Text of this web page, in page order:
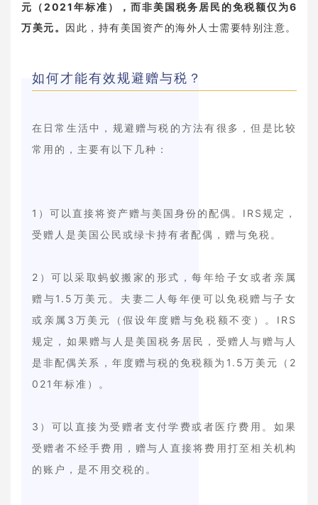
元（2021年标准），而非美国税务居民的免税额仅为6
万美元。 因此，持有美国资产的海外人士需要特别注意。
如何才能有效规避赠与税？
在日常生活中，规避赠与税的方法有很多，但是比较
常用的，主要有以下几种：
1）可以直接将资产赠与美国身份的配偶。IRS规定，
受赠人是美国公民或绿卡持有者配偶，赠与免税。
2）可以采取蚂蚁搬家的形式，每年给子女或者亲属
赠与1.5万美元。夫妻二人每年便可以免税赠与子女
或亲属3万美元（假设年度赠与免税额不变）。IRS
规定，如果赠与人是美国税务居民，受赠人与赠与人
是非配偶关系，年度赠与税的免税额为1.5万美元（2
021年标准）。
3）可以直接为受赠者支付学费或者医疗费用。如果
受赠者不经手费用，赠与人直接将费用打至相关机构
的账户，是不用交税的。